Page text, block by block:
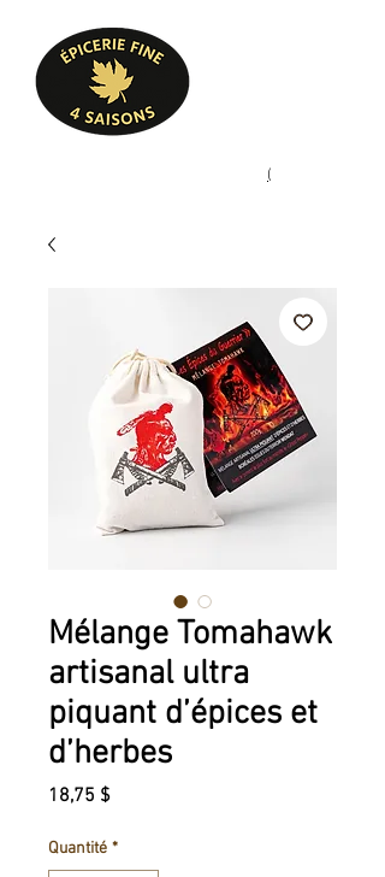
(
Mélange Tomahawk
artisanal ultra
piquant d’épices et
d’herbes
18,75 $Prix
Quantité *